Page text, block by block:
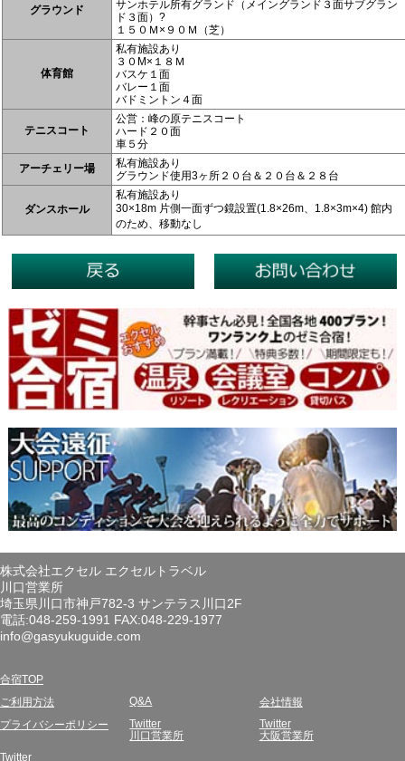
グラウンド
サンホテル所有グランド（メイングランド３面サブグラン
ド３面）?
１５０Ｍ×９０Ｍ（芝）
体育館
私有施設あり
３０M×１８Ｍ
バスケ１面
バレー１面
バドミントン４面
テニスコート
公営：峰の原テニスコート
ハード２０面
車５分
アーチェリー場
私有施設あり
グラウンド使用3ヶ所２０台＆２０台＆２８台
ダンスホール
私有施設あり
30×18m 片側一面ずつ鏡設置(1.8×26m、1.8×3m×4) 館内
のため、移動なし
株式会社エクセル エクセルトラベル
川口営業所
埼玉県川口市神戸782-3 サンテラス川口2F
電話:048-259-1991 FAX:048-229-1977
info@gasyukuguide.com
合宿TOP
ご利用方法 Q&A 会社情報
プライバシーポリシー
Twitter
川口営業所
Twitter
大阪営業所
Twitter